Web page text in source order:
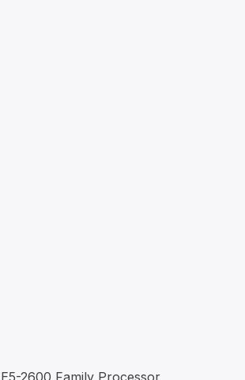
2600 Family Processor